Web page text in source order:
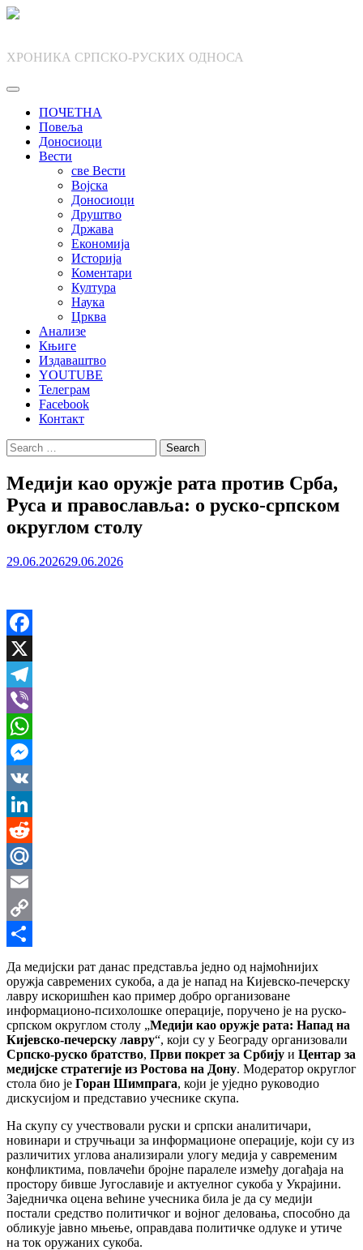
Skip
ХРОНИКА СРПСКО-РУСКИХ ОДНОСА
ПОЧЕТНА
Повеља
Доносиоци
Вести
све Вести
Војска
Доносиоци
Друштво
Држава
Економија
Историја
Коментари
Култура
Наука
Црква
Анализе
Књиге
Издаваштво
YOUTUBE
Телеграм
Facebook
Контакт
Search
for:
Медији као оружје рата против Срба,
Руса и православља: о руско-српском
округлом столу
29.06.202629.06.2026
Facebook
X
Telegram
Viber
WhatsApp
Messenger
VK
LinkedIn
Reddit
Mail.Ru
Email
Copy
Link
Share
Да медијски рат данас представља једно од најмоћнијих
оружја савремених сукоба, а да је напад на Кијевско-печерску
лавру искоришћен као пример добро организоване
информационо-психолошке операције, поручено је на руско-
српском округлом столу „Медији као оружје рата: Напад на
Кијевско-печерску лавру“, који су у Београду организовали
Српско-руско братство, Први покрет за Србију и Центар за
медијске стратегије из Ростова на Дону. Модератор округлог
стола био је Горан Шимпрага, који је уједно руководио
дискусијом и представио учеснике скупа.
На скупу су учествовали руски и српски аналитичари,
новинари и стручњаци за информационе операције, који су из
различитих углова анализирали улогу медија у савременим
конфликтима, повлачећи бројне паралеле између догађаја на
простору бивше Југославије и актуелног сукоба у Украјини.
Заједничка оцена већине учесника била је да су медији
постали средство политичког и војног деловања, способно да
обликује јавно мњење, оправдава политичке одлуке и утиче
на ток оружаних сукоба.